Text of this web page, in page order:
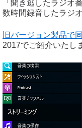
「聞き逃したラジオ
数時間録音したラジ
旧バージョン製品で
2017でご紹介いたし